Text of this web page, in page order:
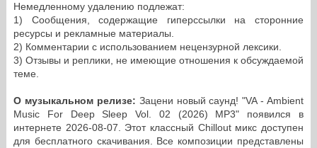
Немедленному удалению подлежат:
1) Сообщения, содержащие гиперссылки на сторонние
ресурсы и рекламные материалы.
2) Комментарии с использованием нецензурной лексики.
3) Отзывы и реплики, не имеющие отношения к обсуждаемой
теме.
О музыкальном релизе: Зацени новый саунд! "VA - Ambient
Music For Deep Sleep Vol. 02 (2026) MP3" появился в
интернете 2026-08-07. Этот классный Chillout микс доступен
для бесплатного скачивания. Все композиции представлены